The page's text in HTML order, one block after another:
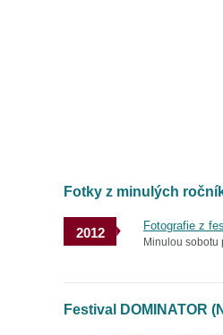
Fotky z minulých
2012 Fotografie z
Minulou sobotu
Festival DOMINATOR